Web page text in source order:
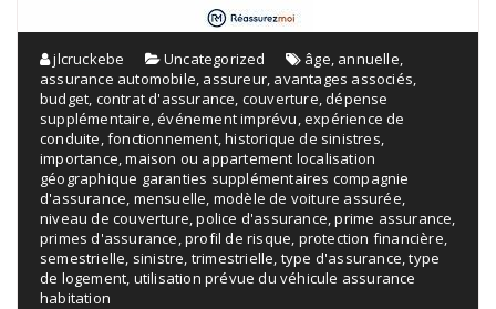
jlcruckebe Uncategorized âge annuelle
assurance automobile assureur avantages associés
budget contrat d'assurance couverture ,dépense
supplémentaire ,événement imprévu ,expérience de
conduite ,fonctionnement,historique de sinistres
importance ,maison ou appartement localisation
géographique garanties supplémentaires compagnie
d'assurance mensuelle modèle de voiture assurée
niveau de couverture ,police d'assurance ,prime assurance
primes d'assurance ,profil de risque protection financière
semestrielle sinistre trimestrielle type d'assurance ,type
de logement utilisation prévue du véhicule assurance
habitation